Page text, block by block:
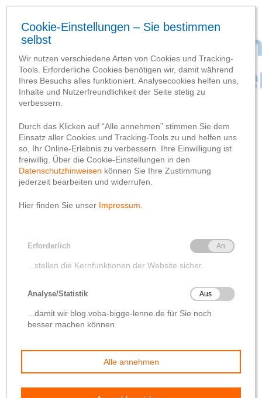
‘Innenausbau’
Baufortschritt Meilensteine
Zwischenbilanz
vonWolfgang Hilleke 22. November 2020